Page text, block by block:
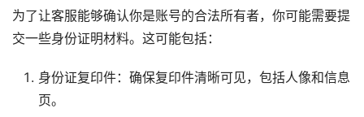
为了让客服能够确认你是账号的合法所有者，你可能需要提
交一些身份证明材料。这可能包括：
身份证复印件：确保复印件清晰可见，包括人像和信息
页。